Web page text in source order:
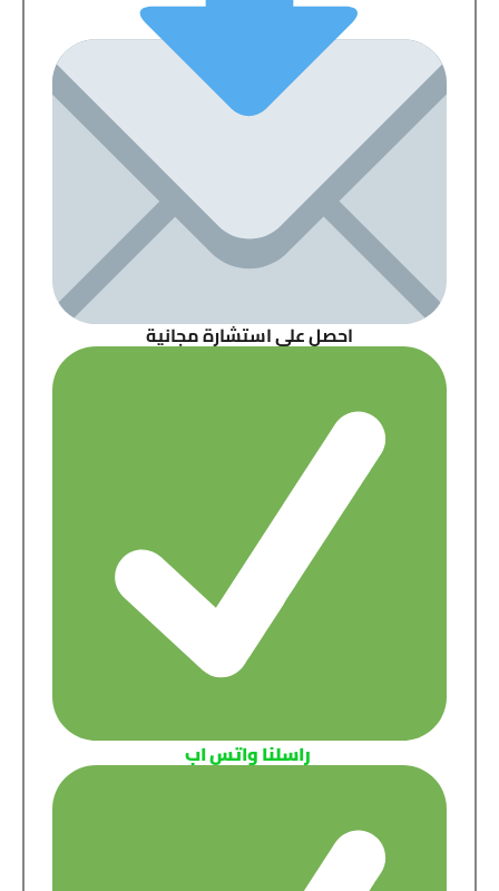
احصل على استشارة مجانية
راسلنا واتس اب